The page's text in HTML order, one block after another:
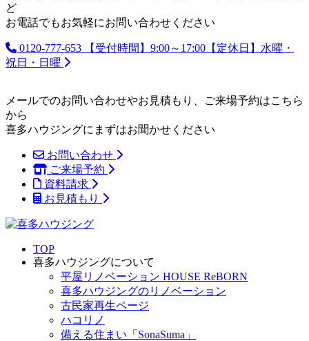
ど
お電話でもお気軽にお問い合わせください
0120-777-653
【受付時間】9:00～17:00【定休日】水曜・
祝日・日曜
メールでのお問い合わせやお見積もり、ご来場予約はこちら
から
喜多ハウジングにまずはお聞かせください
お問い合わせ
ご来場予約
資料請求
お見積もり
TOP
喜多ハウジングについて
平屋リノベーション HOUSE ReBORN
喜多ハウジングのリノベーション
古民家再生ページ
ハコリノ
備える住まい「SonaSuma」